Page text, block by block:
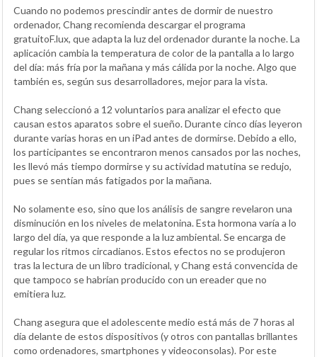
Cuando no podemos prescindir antes de dormir de nuestro
ordenador, Chang recomienda descargar el programa
gratuitoF.lux, que adapta la luz del ordenador durante la noche. La
aplicación cambia la temperatura de color de la pantalla a lo largo
del día: más fría por la mañana y más cálida por la noche. Algo que
también es, según sus desarrolladores, mejor para la vista.
Chang seleccionó a 12 voluntarios para analizar el efecto que
causan estos aparatos sobre el sueño. Durante cinco días leyeron
durante varias horas en un iPad antes de dormirse. Debido a ello,
los participantes se encontraron menos cansados por las noches,
les llevó más tiempo dormirse y su actividad matutina se redujo,
pues se sentían más fatigados por la mañana.
No solamente eso, sino que los análisis de sangre revelaron una
disminución en los niveles de melatonina. Esta hormona varía a lo
largo del día, ya que responde a la luz ambiental. Se encarga de
regular los ritmos circadianos. Estos efectos no se produjeron
tras la lectura de un libro tradicional, y Chang está convencida de
que tampoco se habrían producido con un ereader que no
emitiera luz.
Chang asegura que el adolescente medio está más de 7 horas al
día delante de estos dispositivos (y otros con pantallas brillantes
como ordenadores, smartphones y videoconsolas). Por este